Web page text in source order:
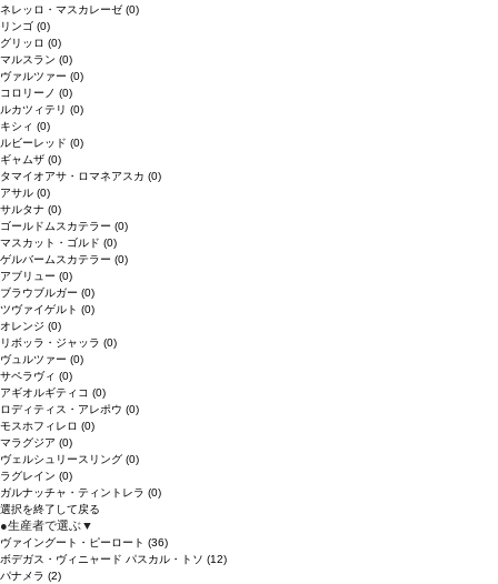
ネレッロ・マスカレーゼ (0)
リンゴ (0)
グリッロ (0)
マルスラン (0)
ヴァルツァー (0)
コロリーノ (0)
ルカツィテリ (0)
キシィ (0)
ルビーレッド (0)
ギャムザ (0)
タマイオアサ・ロマネアスカ (0)
アサル (0)
サルタナ (0)
ゴールドムスカテラー (0)
マスカット・ゴルド (0)
ゲルバームスカテラー (0)
アブリュー (0)
ブラウブルガー (0)
ツヴァイゲルト (0)
オレンジ (0)
リボッラ・ジャッラ (0)
ヴュルツァー (0)
サペラヴィ (0)
アギオルギティコ (0)
ロディティス・アレポウ (0)
モスホフィレロ (0)
マラグジア (0)
ヴェルシュリースリング (0)
ラグレイン (0)
ガルナッチャ・ティントレラ (0)
選択を終了して戻る
●生産者で選ぶ▼
ヴァイングート・ピーロート (36)
ボデガス・ヴィニャード パスカル・トソ (12)
パナメラ (2)